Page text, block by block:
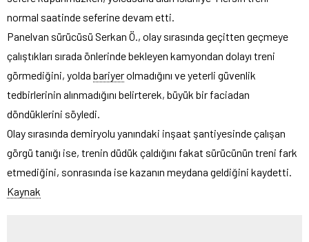
normal saatinde seferine devam etti.
Panelvan sürücüsü Serkan Ö., olay sırasında geçitten geçmeye
çalıştıkları sırada önlerinde bekleyen kamyondan dolayı treni
görmediğini, yolda bariyerolmadığını ve yeterli güvenlik
tedbirlerinin alınmadığını belirterek, büyük bir faciadan
döndüklerini söyledi.
Olay sırasında demiryolu yanındaki inşaat şantiyesinde çalışan
görgü tanığı ise, trenin düdük çaldığını fakat sürücünün treni fark
etmediğini, sonrasında ise kazanın meydana geldiğini kaydetti.
Kaynak